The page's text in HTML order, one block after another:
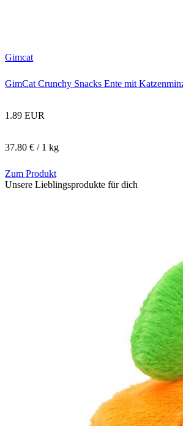
Gimcat
GimCat Crunchy Snacks Ente mit
1.89 EUR
37.80 € / 1 kg
Zum Produkt
Unsere Lieblingsprodukte für dich